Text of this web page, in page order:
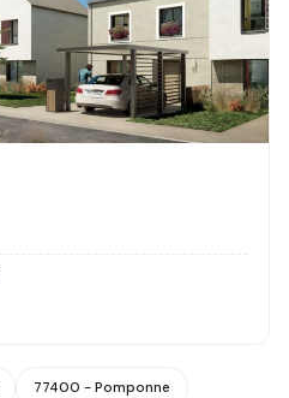
77400 - Pomponne